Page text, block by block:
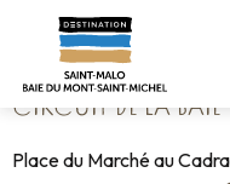
contenu
principal
Startseite
CIRCUIT DE LA BAIE
Place du Marché au